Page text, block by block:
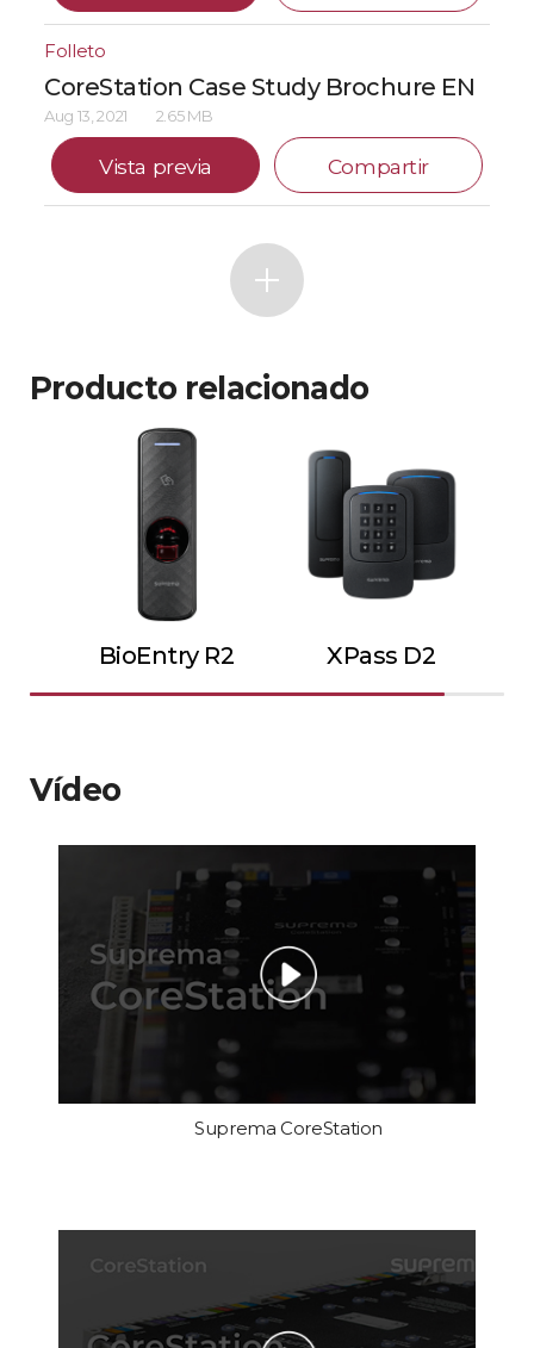
Folleto
CoreStation Case Study Brochure EN
Aug 13, 2021 2.65 MB
Vista previa Compartir
Producto relacionado
BioEntry R2 XPass D2
Vídeo
Suprema CoreStation